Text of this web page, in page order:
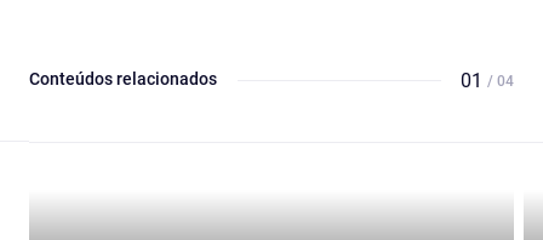
Conteúdos relacionados 01 / 04